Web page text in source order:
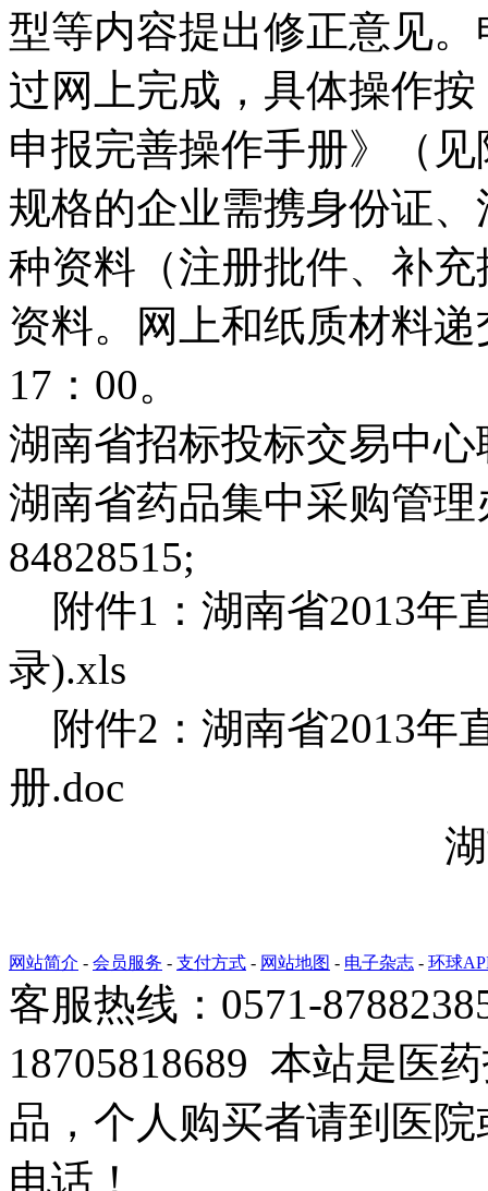
型等内容提出修正意见
过网上完成，具体操作
申报完善操作手册》（
规格的企业需携身份证
种资料（注册批件、补
资料。网上和纸质材料
17：00。
湖南省招标投标交易中心
湖南省药品集中采购管
84828515;
附件1：湖南省2013年
录).xls
附件2：湖南省2013年
册
湖南省药品集
网站简介 - 会员服务 - 支付方式 - 网站地图 - 电子杂志 - 环球
客服热线：0571-
18705818689 本站是医
品，个人购买者请到医
电话！